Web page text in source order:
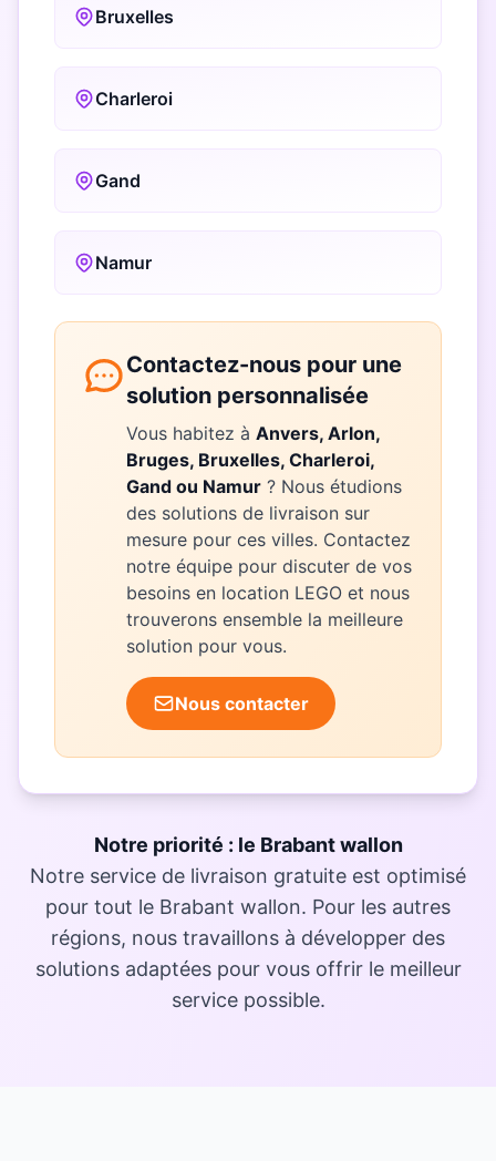
Bruxelles
Charleroi
Gand
Namur
Contactez-nous pour une
solution personnalisée
Vous habitez à Anvers, Arlon,
Bruges, Bruxelles, Charleroi,
Gand ou Namur ? Nous étudions
des solutions de livraison sur
mesure pour ces villes. Contactez
notre équipe pour discuter de vos
besoins en location LEGO et nous
trouverons ensemble la meilleure
solution pour vous.
Nous contacter
Notre priorité : le Brabant wallon
Notre service de livraison gratuite est optimisé
pour tout le Brabant wallon. Pour les autres
régions, nous travaillons à développer des
solutions adaptées pour vous offrir le meilleur
service possible.